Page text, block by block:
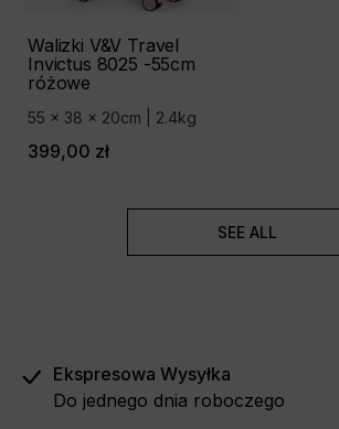
Walizki V&V Travel
Invictus 8025 -55cm
różowe
55 x 38 x 20cm | 2.4kg
399,00 zł
SEE ALL
Ekspresowa Wysyłka
Do jednego dnia roboczego